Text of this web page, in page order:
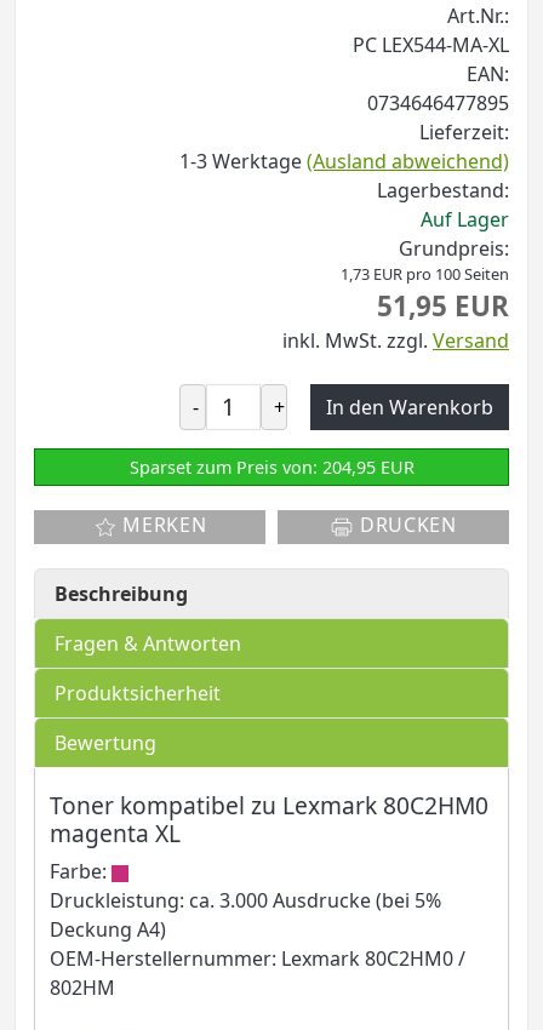
Art.Nr.:
PC LEX544-MA-XL
EAN:
0734646477895
Lieferzeit:
1-3 Werktage(Ausland abweichend)
Lagerbestand:
Auf Lager
Grundpreis:
1,73 EUR pro 100 Seiten
51,95 EUR
inkl. MwSt. zzgl. Versand
- + In den Warenkorb
Sparset zum Preis von: 204,95 EUR
MERKEN DRUCKEN
Beschreibung
Fragen & Antworten
Produktsicherheit
Bewertung
Toner kompatibel zu Lexmark 80C2HM0
magenta XL
Farbe:
Druckleistung: ca. 3.000 Ausdrucke (bei 5%
Deckung A4)
OEM-Herstellernummer: Lexmark 80C2HM0 /
802HM